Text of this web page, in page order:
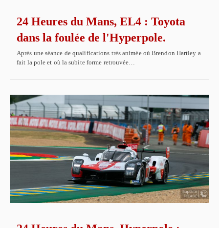
24 Heures du Mans, EL4 : Toyota
dans la foulée de l'Hyperpole.
Après une séance de qualifications très animée où Brendon Hartley a
fait la pole et où la subite forme retrouvée…